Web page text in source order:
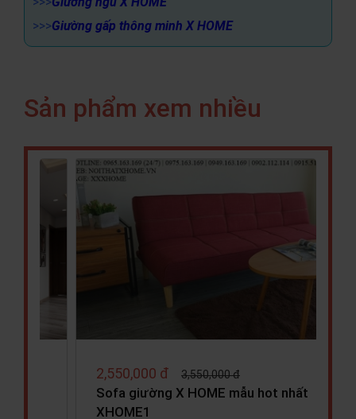
>>>Giường gấp thông minh X HOME
Sản phẩm xem nhiều
3,750,000 đ 3,980,000 đ
Sofa Mliving X HOME Ha Noi SF6801